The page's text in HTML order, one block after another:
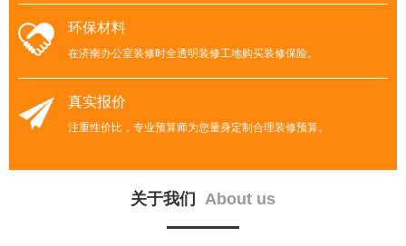
环保材料
在济南办公室装修时全透明装修工地购买装修保险。
真实报价
注重性价比，专业预算师为您量身定制合理装修预算。
关于我们 About us